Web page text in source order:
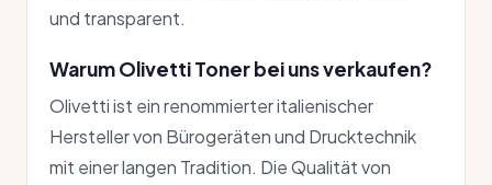
und transparent.
Warum Olivetti Toner bei uns verkaufen?
Olivetti ist ein renommierter italienischer
Hersteller von Bürogeräten und Drucktechnik
mit einer langen Tradition. Die Qualität von